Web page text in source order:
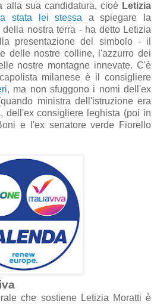
all a sua candidatura, cioè Letizia
a stata lei stessa a spiegare l a
della nostra terra - ha detto Letizia
a presentazione del simbolo - il
delle nostre colline, l'azzurro dei
nostre montagne innevate. C'è
apolista milanese è il consigliere
, ma non sfuggono i nomi dell'ex
ando ministra dell'istruzione era
dell'ex consigliere leghista (poi in
e l'ex senatore verde Fiorello
a
ale che sostiene Letizia Moratti è